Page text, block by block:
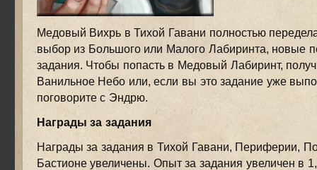
Медовый Вихрь в Тихой Гавани полностью
выбор из Большого или Малого Лабиринта, новые
задания. Чтобы попасть в Медовый Лабиринт,
Ванильное Небо или, если вы это задание уже
поговорите с Эндрю.
Награды за задания
Награды за задания в Тихой Гавани, Периферии,
Бастионе увеличены. Опыт за задания увеличен в